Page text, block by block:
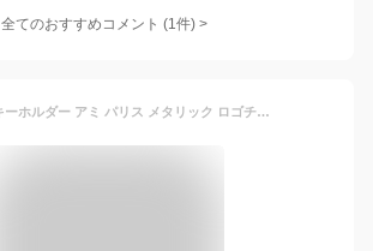
全てのおすすめコメント (1件) >
AMI Paris キーホルダー アミ パリス メタリック ロゴチャーム ポリッシュ仕上げ キーリング キーチェーン AMI ALEXANDRE メンズ レディース ユニセックス 正規品 [衣類] ユ00572